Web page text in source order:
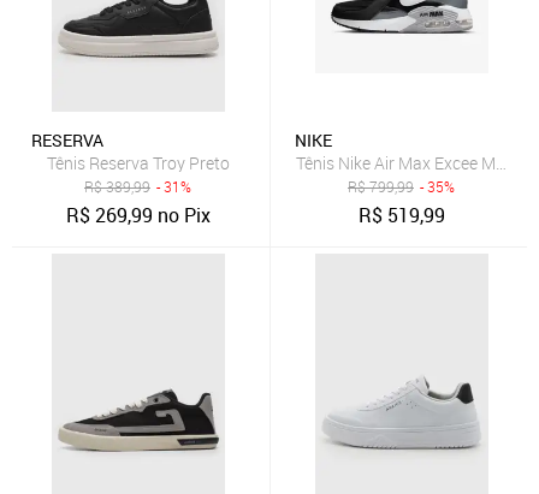
RESERVA
Tênis Reserva Troy Preto
R$389,99 - 31%
R$269,99 no Pix
NIKE
Tênis Nike Air Max Excee
R$799,99 - 35%
R$ 519,99